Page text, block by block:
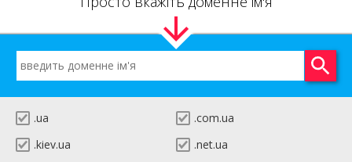
.ua
.com.ua
.kiev.ua
.net.ua